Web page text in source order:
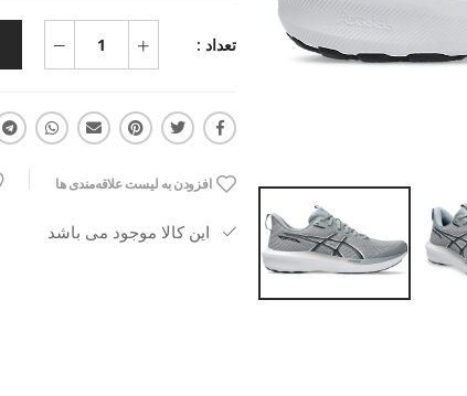
تعداد :
افزودن به لیست علاقه‌مندی ها
این کالا موجود می باشد